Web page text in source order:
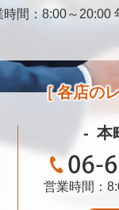
0120-076-750
時間：8:00～20:00
各店の
本
営業時間：